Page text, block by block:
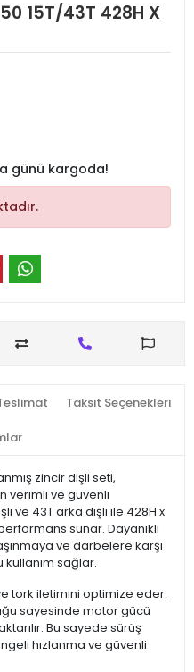
15T/43T 428H X
günü kargoda!
Taksit Seçenekleri
zincir dişli seti,
verimli ve güvenli
ve 43T arka dişli ile 428H x
sunar. Dayanıklı
ve darbelere karşı
sağlar.
tork iletimini optimize eder.
sayesinde motor gücü
Bu sayede sürüş
hızlanma ve güvenli